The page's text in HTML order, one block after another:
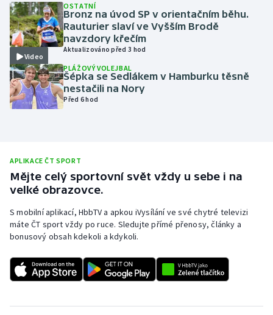
Olympijské hry
Parasport
Plavání
Plážový volejbal
Rychlobruslení
Rychlostní kanoistika
Short track
Sportovní střelba
Stolní tenis
Video
OSTATNÍ
Bronz na úvod SP v orientačním běhu.
Rauturier slaví ve Vyšším Brodě
navzdory křečím
Aktualizováno před 3 hod
PLÁŽOVÝ VOLEJBAL
Šépka se Sedlákem v Hamburku těsně
nestačili na Nory
Před 6 hod
APLIKACE ČT SPORT
Mějte celý sportovní svět vždy u sebe i na
velké obrazovce.
S mobilní aplikací, HbbTV a apkou iVysílání ve své chytré televizi
máte ČT sport vždy po ruce. Sledujte přímé přenosy, články a
bonusový obsah kdekoli a kdykoli.